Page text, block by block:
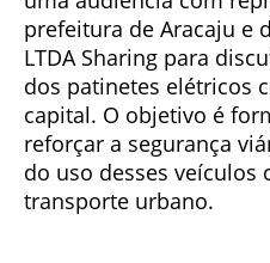
prefeitura de Aracaju e
LTDA Sharing para
dos patinetes elétricos
capital. O objetivo é
reforçar a segurança
do uso desses veículos
transporte urbano.